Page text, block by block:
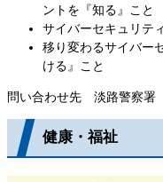
ントを『知る』こと
サイバーセキュリテ
移り変わるサイバー
ける』こと
問い合わせ先 淡路警察
健康・福祉